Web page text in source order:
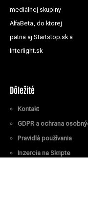
mediálnej skupiny
AlfaBeta, do ktorej
patria aj Startstop.sk a
Interlight.sk
Dôležité
Kontakt
GDPR a ochrana
Pravidlá používania
Inzercia na Skripte